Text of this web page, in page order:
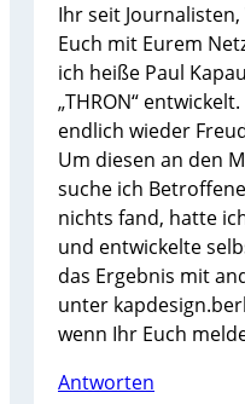
Ihr seit
Euch mit Eurem
ich heiße Paul
„THRON“
endlich wieder
Um diesen an den
suche ich
nichts fand, hatte
und entwickelte
das Ergebnis mit
unter
wenn Ihr Euch
Antworten